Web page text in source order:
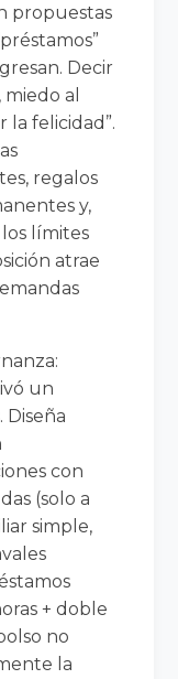
propuestas
Decir
al
la felicidad”.
regalos
y,
límites
atrae
un
Diseña
con
(solo a
simple,
+ doble
no
la